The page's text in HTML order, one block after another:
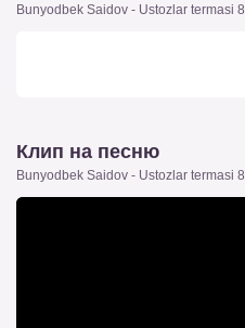
Bunyodbek Saidov - Ustozlar termasi 8
Клип на песню
Bunyodbek Saidov - Ustozlar termasi 8